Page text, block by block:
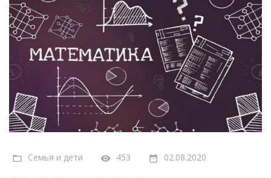
Семья и дети 453 02.08.2020